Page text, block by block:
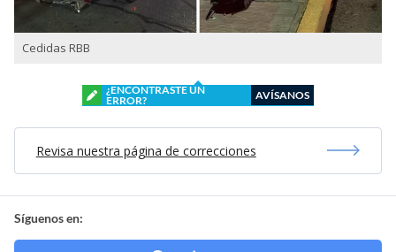
Cedidas RBB
¿ENCONTRASTE UN
ERROR?
AVÍSANOS
Revisa nuestra página de correcciones
Síguenos en: